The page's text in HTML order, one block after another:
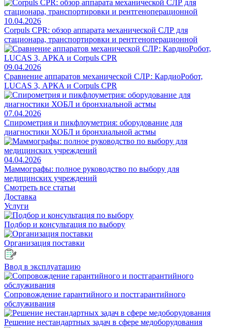
10.04.2026
Corpuls CPR: обзор аппарата механической СЛР для
стационара, транспортировки и рентгеноперационной
09.04.2026
Сравнение аппаратов механической СЛР: КардиоРобот,
LUCAS 3, АРКА и Corpuls CPR
07.04.2026
Спирометрия и пикфлоуметрия: оборудование для
диагностики ХОБЛ и бронхиальной астмы
04.04.2026
Маммографы: полное руководство по выбору для
медицинских учреждений
Смотреть все статьи
Доставка
Услуги
Подбор и консультация по выбору
Организация поставки
Ввод в эксплуатацию
Сопровождение гарантийного и постгарантийного
обслуживания
Решение нестандартных задач в сфере медоборудования